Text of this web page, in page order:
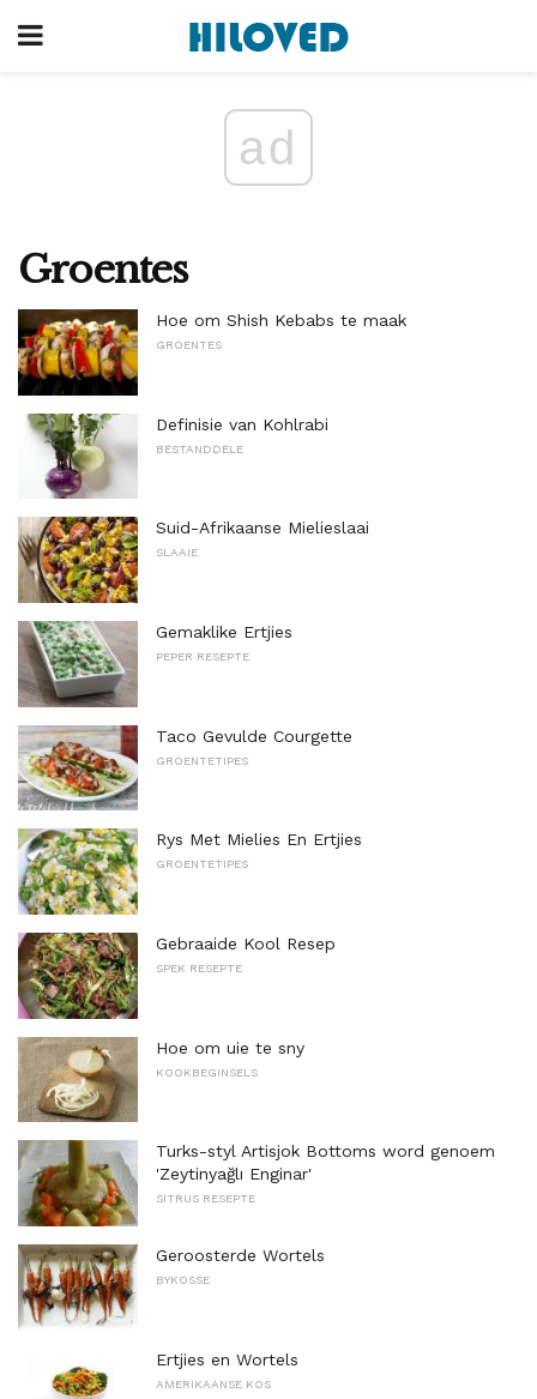
ad
Groentes
Hoe om Shish Kebabs te maak
GROENTES
Definisie van Kohlrabi
BESTANDDELE
Suid-Afrikaanse Mielieslaai
SLAAIE
Gemaklike Ertjies
PEPER RESEPTE
Taco Gevulde Courgette
GROENTETIPES
Rys Met Mielies En Ertjies
GROENTETIPES
Gebraaide Kool Resep
SPEK RESEPTE
Hoe om uie te sny
KOOKBEGINSELS
Turks-styl Artisjok Bottoms word genoem
'Zeytinyağlı Enginar'
SITRUS RESEPTE
Geroosterde Wortels
BYKOSSE
Ertjies en Wortels
AMERIKAANSE KOS